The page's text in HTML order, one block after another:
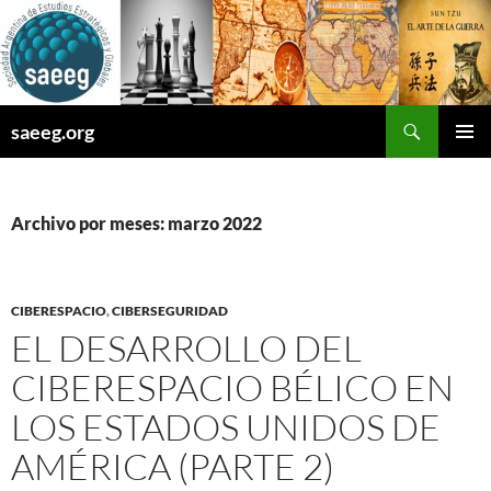
Saltar
al
contenido
saeeg.org
Archivo por meses: marzo 2022
CIBERESPACIO,CIBERSEGURIDAD
EL DESARROLLO DEL
CIBERESPACIO BÉLICO EN
LOS ESTADOS UNIDOS DE
AMÉRICA (PARTE 2)